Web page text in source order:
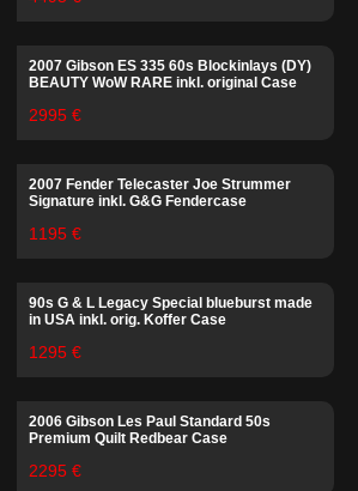
2007 Gibson ES 335 60s Blockinlays (DY)
BEAUTY WoW RARE inkl. original Case
2995 €
2007 Fender Telecaster Joe Strummer
Signature inkl. G&G Fendercase
1195 €
90s G & L Legacy Special blueburst made
in USA inkl. orig. Koffer Case
1295 €
2006 Gibson Les Paul Standard 50s
Premium Quilt Redbear Case
2295 €